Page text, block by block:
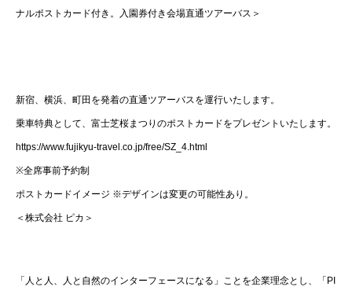
ナルポストカード付き。入園券付き会場直通ツアーバス＞
新宿、横浜、町田を発着の直通ツアーバスを運行いたします。
乗車特典として、富士芝桜まつりのポストカードをプレゼントいたします。
https://www.fujikyu-travel.co.jp/free/SZ_4.html
※全席事前予約制
ポストカードイメージ ※デザインは変更の可能性あり。
＜株式会社 ピカ＞
「人と人、人と自然のインターフェースになる」ことを企業理念とし、「PI